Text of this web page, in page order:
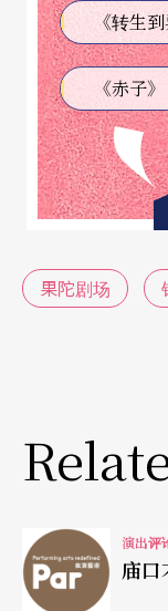
色有点复杂，
是剧本的问题
不够紧凑？当
现问题的症结
人不够相爱，奥
于谋杀的爱情
服力，以至于奥
机缺乏有力的支
《赤子》
果陀剧场
演出评
庙口